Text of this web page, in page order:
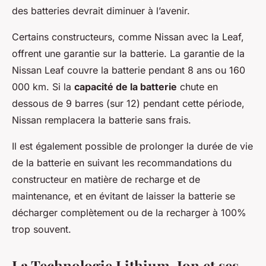
des batteries devrait diminuer à l’avenir.
Certains constructeurs, comme Nissan avec la Leaf,
offrent une garantie sur la batterie. La garantie de la
Nissan Leaf couvre la batterie pendant 8 ans ou 160
000 km. Si la capacité de la batterie chute en
dessous de 9 barres (sur 12) pendant cette période,
Nissan remplacera la batterie sans frais.
Il est également possible de prolonger la durée de vie
de la batterie en suivant les recommandations du
constructeur en matière de recharge et de
maintenance, et en évitant de laisser la batterie se
décharger complètement ou de la recharger à 100%
trop souvent.